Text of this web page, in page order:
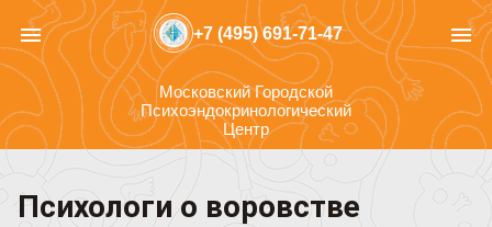
menu +7 (495) 691-71-47 menu
Московский Городской
Психоэндокринологический
Центр
Психологи о воровстве